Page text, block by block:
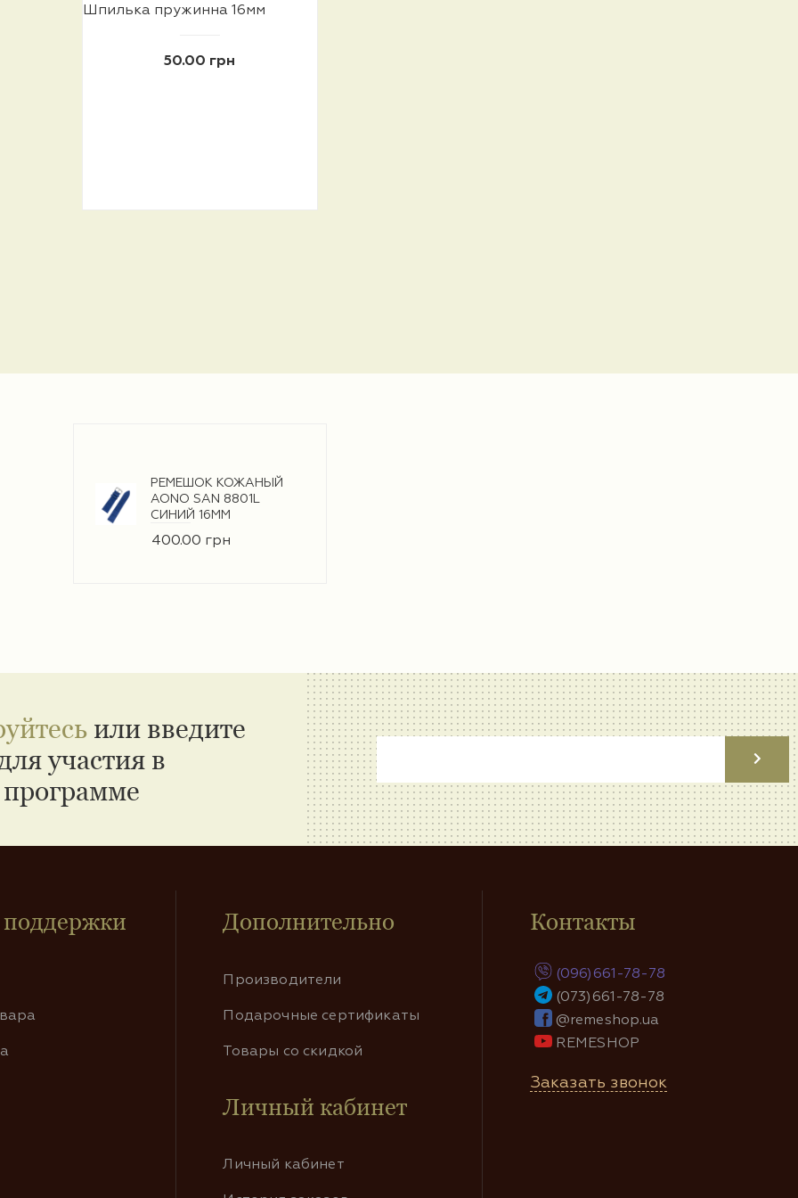
Шпилька пружинна 16мм
50.00 грн
РЕМЕШОК КОЖАНЫЙ
AONO SAN 8801L
СИНИЙ 16ММ
400.00 грн
или введите
участия в
Дополнительно
Производители
Подарочные сертификаты
Товары со скидкой
Личный кабинет
Личный кабинет
Контакты
(096)661-78-78
(073)661-78-78
@remeshop.ua
REMESHOP
Заказать звонок